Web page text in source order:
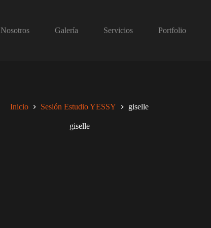
Nosotros Galería Servicios Portfolio
Inicio Sesión Estudio YESSY giselle
giselle